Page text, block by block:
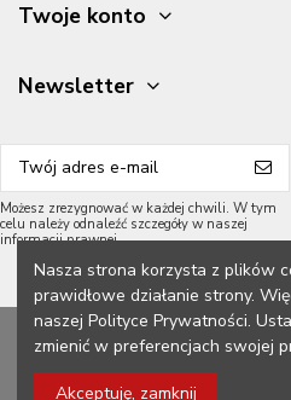
Twoje konto
Newsletter
Możesz zrezygnować w każdej chwili. W tym
celu należy odnaleźć szczegóły w naszej
informacji prawnej.
2026 Meble Grycpol.
Konstrukcja z
Nasza strona korzysta z plików
prawidłowe działanie strony.
naszej Polityce Prywatności.
zmienić w preferencjach swojej
Akceptuję, zamknij